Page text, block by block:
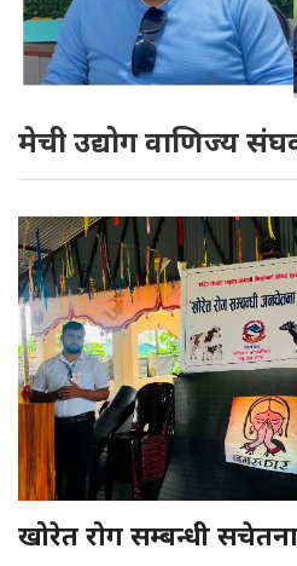
मेची उद्योग वाणिज्य
खोरेत रोग सम्बन्धी सचेतना